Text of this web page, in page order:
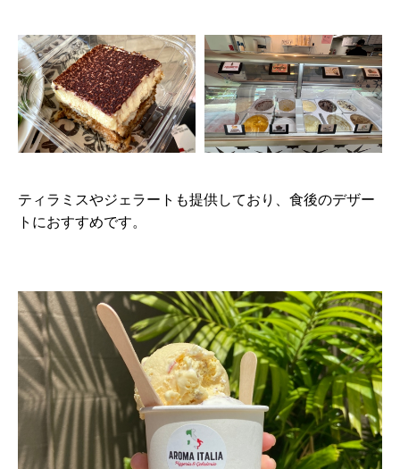
ティラミスやジェラートも提供しており、食後のデザー
トにおすすめです。